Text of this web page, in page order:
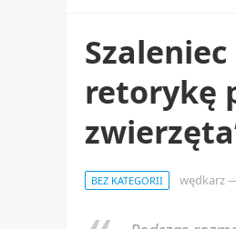
retorykę
BEZ KATEGORII wędkarz